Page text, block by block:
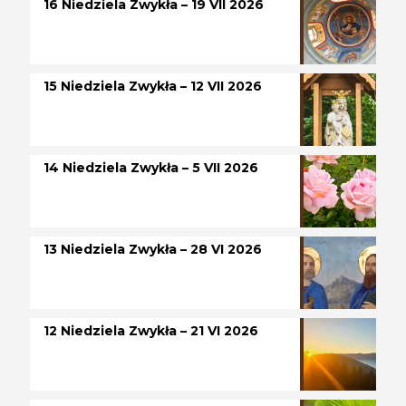
16 Niedziela Zwykła – 19 VII 2026
15 Niedziela Zwykła – 12 VII 2026
14 Niedziela Zwykła – 5 VII 2026
13 Niedziela Zwykła – 28 VI 2026
12 Niedziela Zwykła – 21 VI 2026